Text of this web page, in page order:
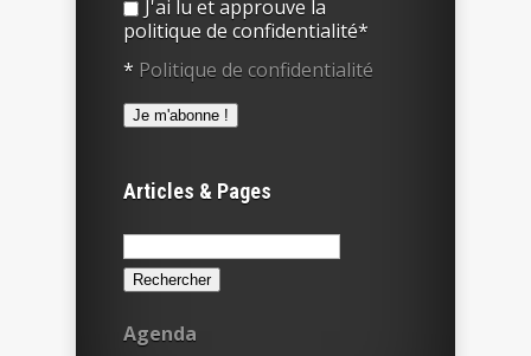
J'ai lu et approuve la
politique de confidentialité*
* Politique de confidentialité
Articles & Pages
Rechercher :
Agenda